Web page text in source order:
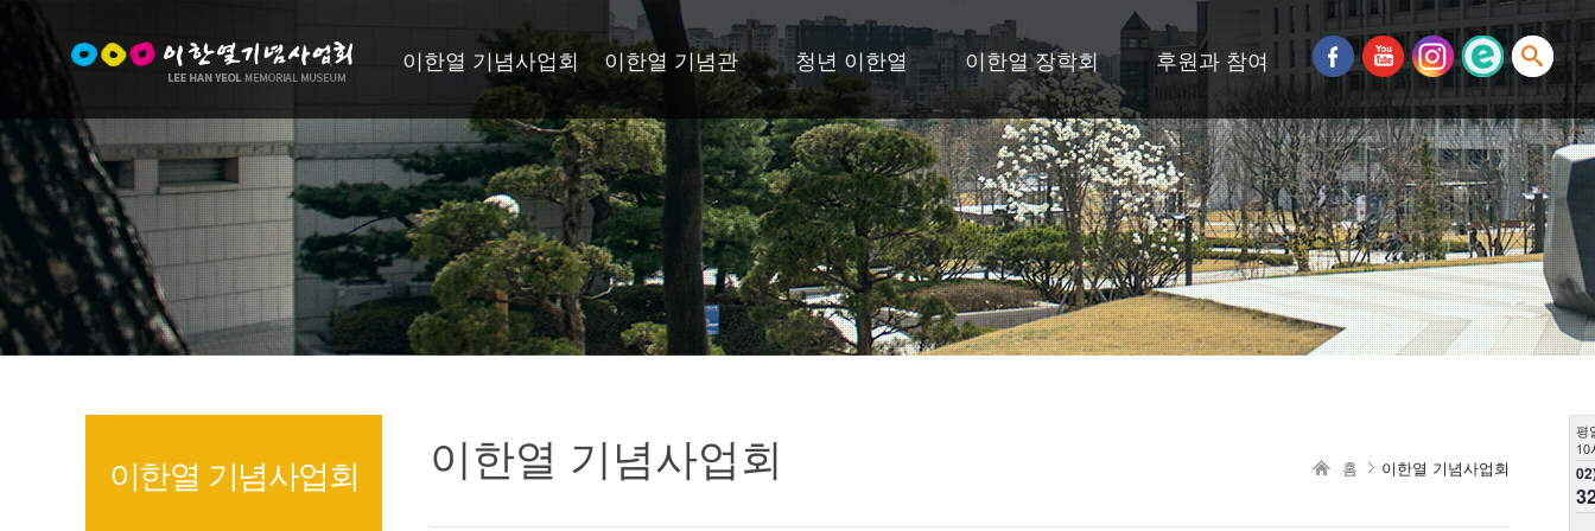
평
10
이한열 기념사업회 이한열 기념관 청년 이한열 이한열 장학회 후원과 참여
이한열 기념사업회 이한열 기념사업회 홈 이한열 기념사업회